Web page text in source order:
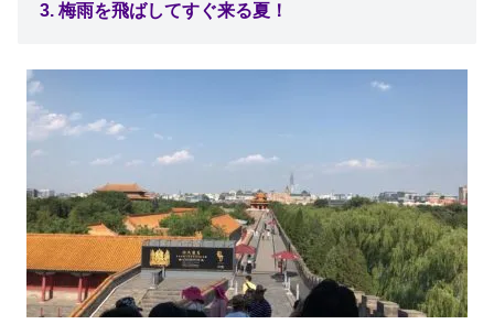
3. 梅雨を飛ばしてすぐ来る夏！